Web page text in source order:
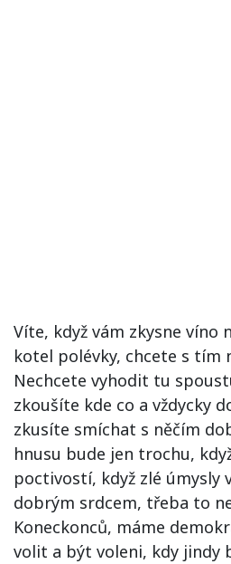
Víte, když vám zkysne víno
kotel polévky, chcete s tím
Nechcete vyhodit tu
zkoušíte kde co a vždycky
zkusíte smíchat s něčím
hnusu bude jen trochu,
poctivostí, když zlé úmysly
dobrým srdcem, třeba to
Koneckonců, máme
volit a být voleni, kdy jindy